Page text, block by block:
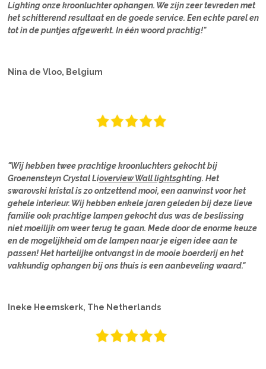
Lighting onze kroonluchter ophangen. We zijn zeer tevreden met
het schitterend resultaat en de goede service. Een echte parel en
tot in de puntjes afgewerkt. In één woord prachtig!"
Nina de Vloo, Belgium
"Wij hebben twee prachtige kroonluchters gekocht bij
Groenensteyn Crystal Lioverview Wall lightsghting. Het
swarovski kristal is zo ontzettend mooi, een aanwinst voor het
gehele interieur. Wij hebben enkele jaren geleden bij deze lieve
familie ook prachtige lampen gekocht dus was de beslissing
niet moeilijk om weer terug te gaan. Mede door de enorme keuze
en de mogelijkheid om de lampen naar je eigen idee aan te
passen! Het hartelijke ontvangst in de mooie boerderij en het
vakkundig ophangen bij ons thuis is een aanbeveling waard."
Ineke Heemskerk, The Netherlands